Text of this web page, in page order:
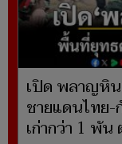
เปิด พลาญหิ
ชายแดนไทย
เก่ากว่า 1 พัน